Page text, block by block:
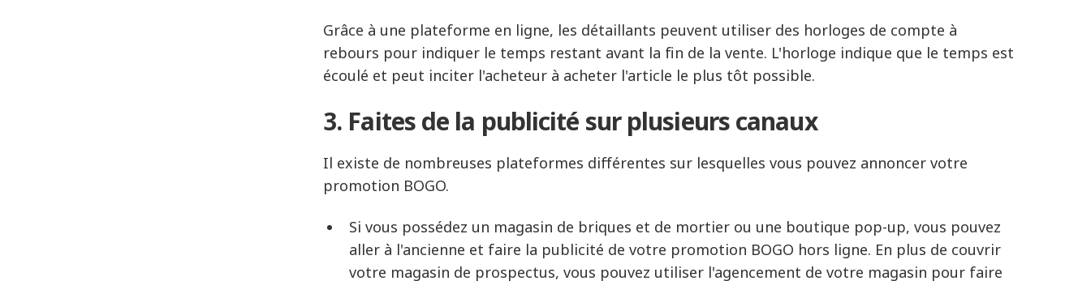
Grâce à une plateforme en ligne, les détaillants peuvent utiliser des horloges de compte à
rebours pour indiquer le temps restant avant la fin de la vente. L'horloge indique que le temps est
écoulé et peut inciter l'acheteur à acheter l'article le plus tôt possible.
3. Faites de la publicité sur plusieurs canaux
Il existe de nombreuses plateformes différentes sur lesquelles vous pouvez annoncer votre
promotion BOGO.
Si vous possédez un magasin de briques et de mortier ou une boutique pop-up, vous pouvez
aller à l'ancienne et faire la publicité de votre promotion BOGO hors ligne. En plus de couvrir
votre magasin de prospectus, vous pouvez utiliser l'agencement de votre magasin pour faire